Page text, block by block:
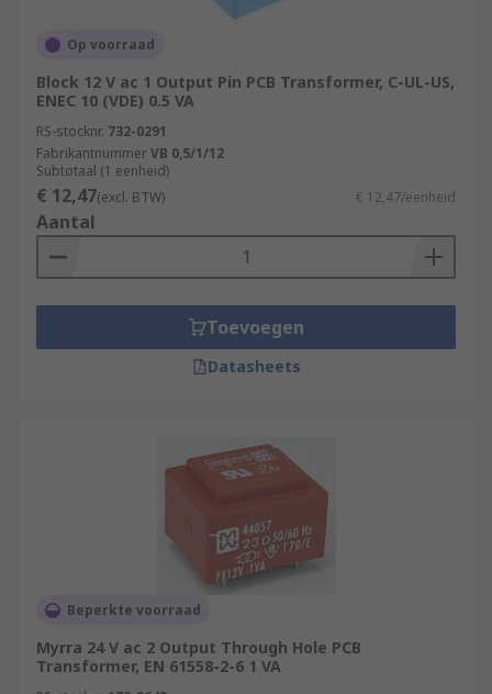
Op voorraad
Block 12 V ac 1 Output Pin PCB Transformer, C-UL-US,
ENEC 10 (VDE) 0.5 VA
RS-stocknr. 732-0291
FabrikantnummerVB 0,5/1/12
Subtotaal (1 eenheid)
€ 12,47(excl. BTW) € 12,47/eenheid
Aantal
Toevoegen
Datasheets
Beperkte voorraad
Myrra 24 V ac 2 Output Through Hole PCB
Transformer, EN 61558-2-6 1 VA